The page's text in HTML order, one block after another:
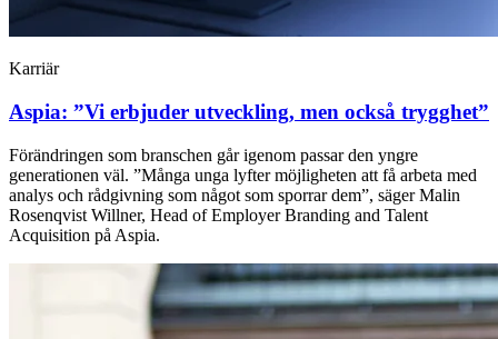
Karriär
Aspia: ”Vi erbjuder utveckling, men också trygghet”
Förändringen som branschen går igenom passar den yngre
generationen väl. ”Många unga lyfter möjligheten att få arbeta med
analys och rådgivning som något som sporrar dem”, säger Malin
Rosenqvist Willner, Head of Employer Branding and Talent
Acquisition på Aspia.